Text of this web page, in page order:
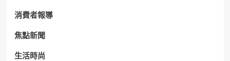
消費者報導
焦點新聞
生活時尚